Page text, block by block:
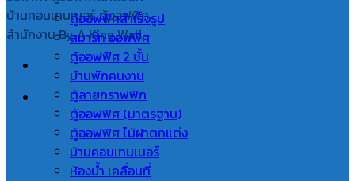
ตู้ออฟฟิศสำเร็จรูป
สมาร์ท ออฟฟิศ
ตู้ออฟฟิศ 2 ชั้น
บ้านพักคนงาน
ตู้ลายกราฟฟิก
ตู้ออฟฟิศ (มาตรฐาน)
ตู้ออฟฟิศ ไม้ฝาตกแต่ง
บ้านคอนเทนเนอร์
ห้องน้ำ เคลื่อนที่